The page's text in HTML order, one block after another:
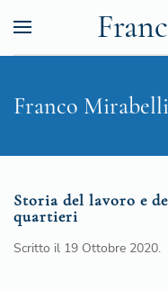
Franco Mirabelli
Storia del lavoro e
quartieri
Scritto il 19 Ottobre 2020.